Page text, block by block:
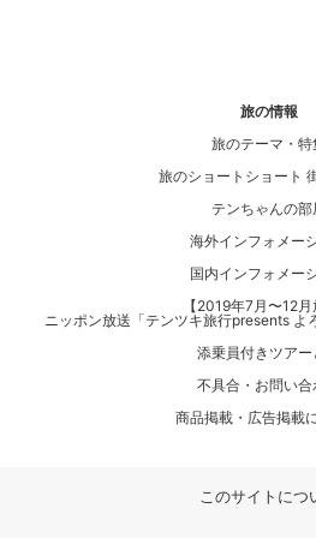
旅の情報
旅のテーマ・特
旅のショートショート
テンちゃんの部
海外インフォメー
国内インフォメー
【2019年7月〜12月
ニッポン放送「テンツキ旅行presents よ
添乗員付きツアー
不具合・お問い合
商品掲載・広告掲載
このサイトにつ